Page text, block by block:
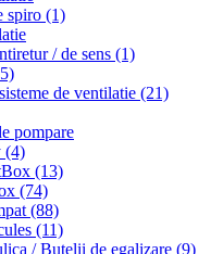
spiro (1)
/ de sens (1)
de ventilatie (21)
pompare
(4)
(13)
(74)
(88)
(11)
/ Butelii de egalizare (9)